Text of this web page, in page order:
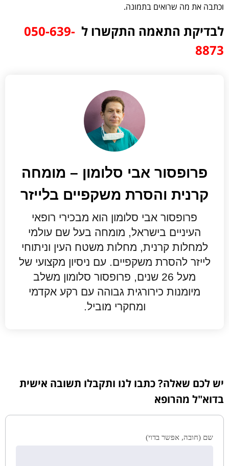
וכתבה את מה שרואים בתמונה.
לבדיקת התאמה התקשרו ל 050-639-
8873⁩
פרופסור אבי סלומון – מומחה
קרנית והסרת משקפיים בלייזר
פרופסור אבי סלומון הוא מבכירי רופאי
העיניים בישראל, מומחה בעל שם עולמי
למחלות קרנית, מחלות משטח העין וניתוחי
לייזר להסרת משקפיים. עם ניסיון מקצועי של
מעל 26 שנים, פרופסור סלומון משלב
מיומנות כירורגית גבוהה עם רקע אקדמי
ומחקרי מוביל.
יש לכם שאלה? כתבו לנו ותקבלו תשובה אישית
בדוא"ל מהרופא
שם (חובה, אפשר בדוי)